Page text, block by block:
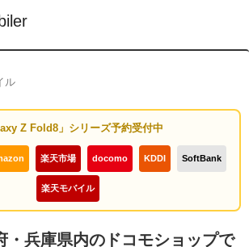
ル
Z Fold8」シリーズ予約受付中
楽天市場 docomo KDDI SoftBank
楽天モバイル
・兵庫県内のドコモショップで